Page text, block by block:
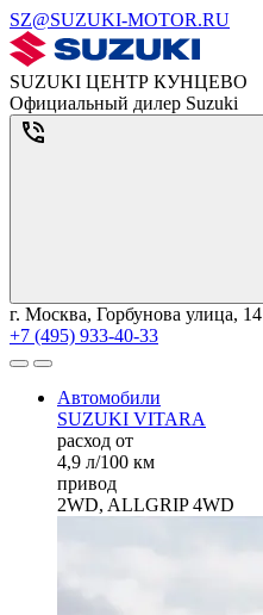
SZ@SUZUKI-MOTOR.RU
SUZUKI ЦЕНТР КУНЦЕВО
Официальный дилер Suzuki
г. Москва, Горбунова улица, 14
+7 (495) 933-40-33
Автомобили
SUZUKI VITARA
расход от
4,9 л/100 км
привод
2WD, ALLGRIP 4WD